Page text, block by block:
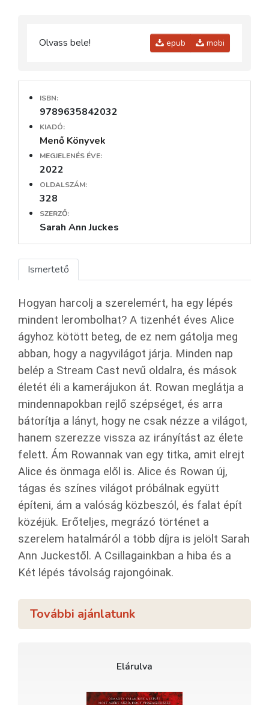
Olvass bele! epub mobi
ISBN:
9789635842032
KIADÓ:
Menő Könyvek
MEGJELENÉS ÉVE:
2022
OLDALSZÁM:
328
SZERZŐ:
Sarah Ann Juckes
Ismertető
Hogyan harcolj a szerelemért, ha egy lépés
mindent lerombolhat? A tizenhét éves Alice
ágyhoz kötött beteg, de ez nem gátolja meg
abban, hogy a nagyvilágot járja. Minden nap
belép a Stream Cast nevű oldalra, és mások
életét éli a kamerájukon át. Rowan meglátja a
mindennapokban rejlő szépséget, és arra
bátorítja a lányt, hogy ne csak nézze a világot,
hanem szerezze vissza az irányítást az élete
felett. Ám Rowannak van egy titka, amit elrejt
Alice és önmaga elől is. Alice és Rowan új,
tágas és színes világot próbálnak együtt
építeni, ám a valóság közbeszól, és falat épít
közéjük. Erőteljes, megrázó történet a
szerelem hatalmáról a több díjra is jelölt Sarah
Ann Juckestől. A Csillagainkban a hiba és a
Két lépés távolság rajongóinak.
További ajánlatunk
Elárulva